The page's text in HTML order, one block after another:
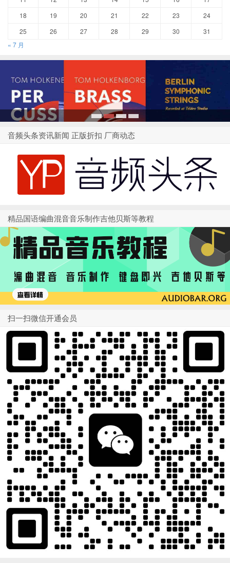
18
19 20 21 22 23
24
25
26 27 28 29 30
31
« 7 月
音频头条资讯新闻 正版折扣 厂商动态
精品国语编曲混音音乐制作吉他贝斯等教程
扫一扫微信开通会员